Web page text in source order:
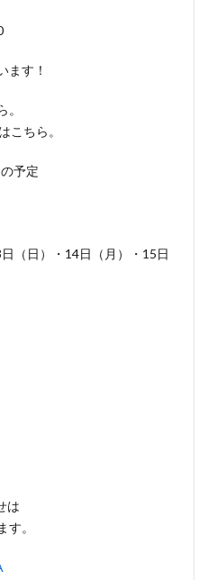
ます！
こちら。
予定
（日）・14日（月）・15日
は
。